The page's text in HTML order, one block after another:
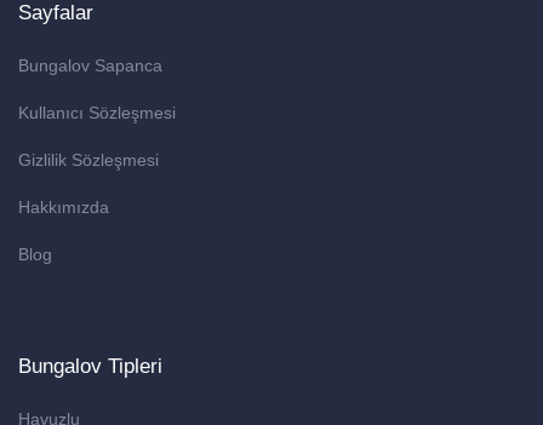
Sayfalar
Bungalov Sapanca
Kullanıcı Sözleşmesi
Gizlilik Sözleşmesi
Hakkımızda
Blog
Bungalov Tipleri
Havuzlu